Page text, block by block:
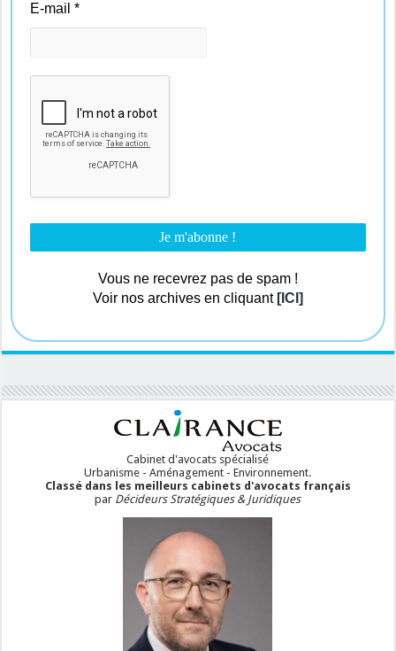
E-mail*
Vous ne recevrez pas de spam !
Voir nos archives en cliquant [ICI]
Cabinet d'avocats spécialisé
Urbanisme - Aménagement - Environnement.
Classé dans les meilleurs cabinets d'avocats français
par Décideurs Stratégiques & Juridiques